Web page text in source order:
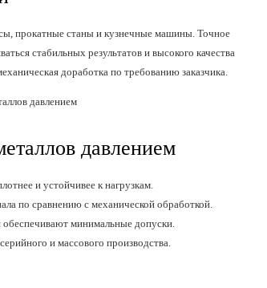
прокатные станы и кузнечные машины. Точное
стабильных результатов и высокого качества
доработка по требованию заказчика.
давлением
и устойчивее к нагрузкам.
по сравнению с механической обработкой.
минимальные допуски.
и массового производства.